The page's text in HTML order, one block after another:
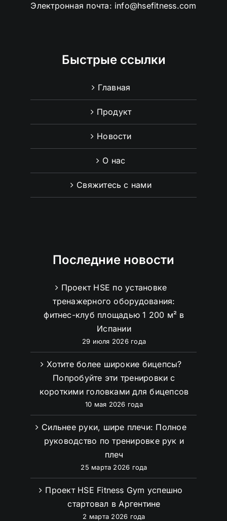
Электронная почта: info@hsefitness.com
Быстрые ссылки
Главная
Продукт
Новости
О нас
Свяжитесь с нами
Последние новости
Проект HSE по установке
тренажерного оборудования:
фитнес-клуб площадью 1 200 м² в
Испании
29 июля 2026 года
Хотите более широкие бицепсы?
Попробуйте эти тренировки с
короткими головками для бицепсов
10 мая 2026 года
Сильнее руки, шире плечи: Полное
руководство по тренировке рук и
плеч
25 марта 2026 года
Проект HSE Fitness Gym успешно
стартовал в Аргентине
2 марта 2026 года